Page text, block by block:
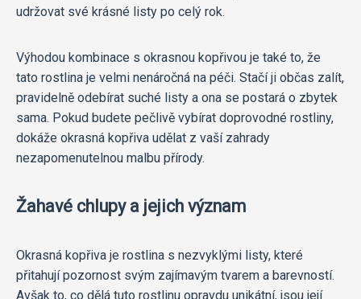
udržovat své krásné listy po celý rok.
Výhodou kombinace s okrasnou kopřivou je také to, že
tato rostlina je velmi nenáročná na péči. Stačí ji občas zalít,
pravidelně odebírat suché listy a ona se postará o zbytek
sama. Pokud budete pečlivě vybírat doprovodné rostliny,
dokáže okrasná kopřiva udělat z vaší zahrady
nezapomenutelnou malbu přírody.
Žahavé chlupy a jejich význam
Okrasná kopřiva je rostlina s nezvyklými listy, které
přitahují pozornost svým zajímavým tvarem a barevností.
Avšak to, co dělá tuto rostlinu opravdu unikátní, jsou její